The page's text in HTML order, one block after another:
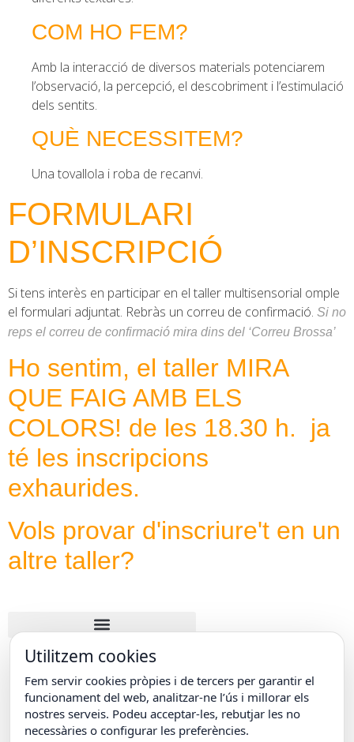
COM HO FEM?
Amb la interacció de diversos materials potenciarem
l’observació, la percepció, el descobriment i l’estimulació
dels sentits.
QUÈ NECESSITEM?
Una tovallola i roba de recanvi.
FORMULARI
D’INSCRIPCIÓ
Si tens interès en participar en el taller multisensorial omple
el formulari adjuntat. Rebràs un correu de confirmació. Si no
reps el correu de confirmació mira dins del ‘Correu Brossa’
Ho sentim, el taller MIRA
QUE FAIG AMB ELS
COLORS! de les 18.30 h. ja
té les inscripcions
exhaurides.
Vols provar d'inscriure't en un
altre taller?
© COL·LEGI EPISCOPAL DE LLEIDA
Carrer Doctor Combelles, 38
Utilitzem cookies
Fem servir cookies pròpies i de tercers per garantir el
funcionament del web, analitzar-ne l’ús i millorar els
nostres serveis. Podeu acceptar-les, rebutjar les no
necessàries o configurar les preferències.